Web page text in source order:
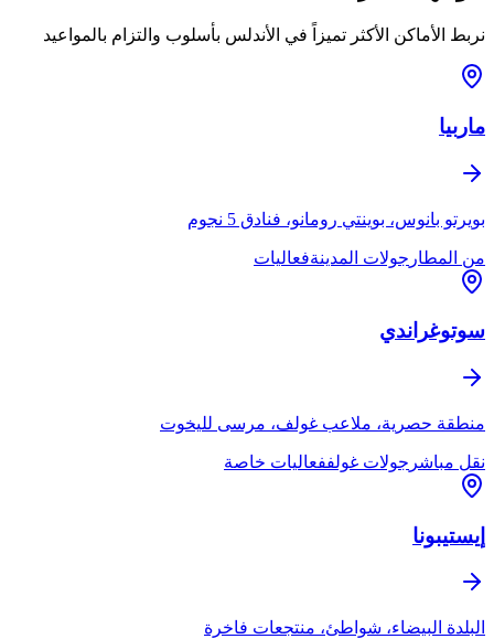
نربط الأماكن الأكثر تميزاً في الأندلس بأسلوب والتزام بالمواعيد
ماربيا
بويرتو بانوس، بوينتي رومانو، فنادق 5 نجوم
من المطار جولات المدينةفعاليات
سوتوغراندي
منطقة حصرية، ملاعب غولف، مرسى لليخوت
نقل مباشر جولات غولففعاليات خاصة
إيستيبونا
البلدة البيضاء، شواطئ، منتجعات فاخرة